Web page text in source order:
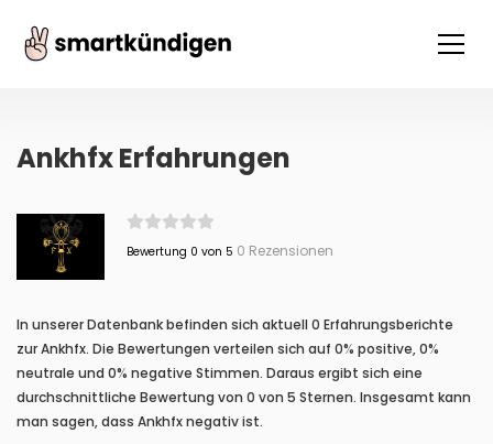
Ankhfx Erfahrungen
Bewertung 0 von 5 0 Rezensionen
In unserer Datenbank befinden sich aktuell 0 Erfahrungsberichte
zur Ankhfx. Die Bewertungen verteilen sich auf 0% positive, 0%
neutrale und 0% negative Stimmen. Daraus ergibt sich eine
durchschnittliche Bewertung von 0 von 5 Sternen. Insgesamt kann
man sagen, dass Ankhfx negativ ist.